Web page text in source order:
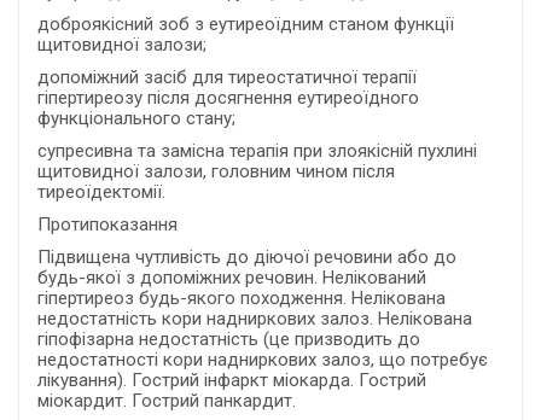
доброякісний зоб з еутиреоїдним станом функції
щитовидної залози;
допоміжний засіб для тиреостатичної терапії
гіпертиреозу після досягнення еутиреоїдного
функціонального стану;
супресивна та замісна терапія при злоякісній пухлині
щитовидної залози, головним чином після
тиреоїдектомії.
Протипоказання
Підвищена чутливість до діючої речовини або до
будь-якої з допоміжних речовин. Нелікований
гіпертиреоз будь-якого походження. Нелікована
недостатність кори надниркових залоз. Нелікована
гіпофізарна недостатність (це призводить до
недостатності кори надниркових залоз, що потребує
лікування). Гострий інфаркт міокарда. Гострий
міокардит. Гострий панкардит.